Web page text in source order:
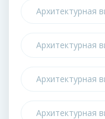
Архитектурная
Архитектурная
Архитектурная
Архитектурная